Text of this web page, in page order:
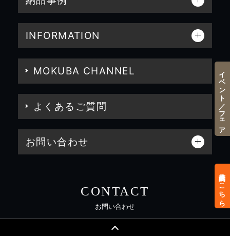
INFORMATION
MOKUBA CHANNEL
よくあるご質問
お問い合わせ
CONTACT
お問い合わせ
来店予約はこちら
イベント／フェア